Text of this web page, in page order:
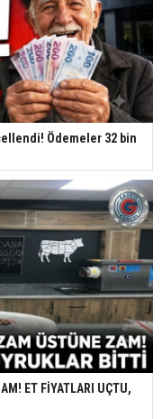
Ödemeler 32 bin
ET FİYATLARI UÇTU,